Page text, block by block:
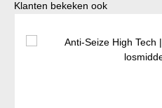
Productgalerij overslaan
Klanten bekeken ook